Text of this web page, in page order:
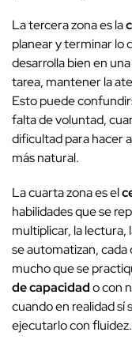
La tercera zona es la
planear y terminar lo
desarrolla bien en
tarea, mantener la
Esto puede
falta de voluntad,
dificultad para hacer
más natural.
La cuarta zona es el
habilidades que se
multiplicar, la lectura,
se automatizan,
mucho que se
de capacidado con
cuando en realidad sí
ejecutarlo con fluidez.